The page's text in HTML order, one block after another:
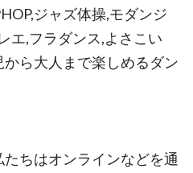
ジャズ体操,モダンジ
エ,フラダンス,よさこい
ら大人まで楽しめるダン
ちはオンラインなどを通